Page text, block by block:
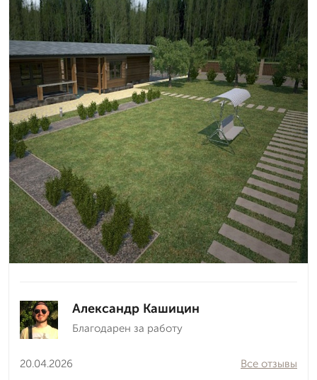
Александр Кашицин
Благодарен за работу
20.04.2026
Все отзывы